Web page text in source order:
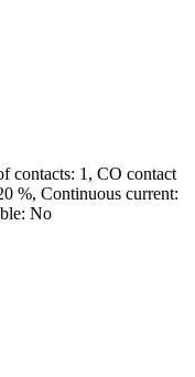
contacts: 1, CO contact
%, Continuous current:
No